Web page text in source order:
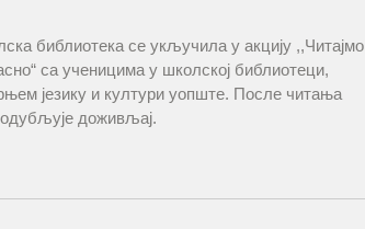
библиотека се укључила у акцију ,,Читајмо
са ученицима у школској библиотеци,
језику и култури уопште. После читања
доживљај.